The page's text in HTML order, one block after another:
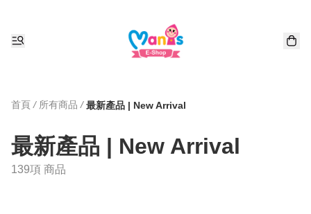
首頁 / 所有商品 / 最新產品 | New Arrival
最新產品 | New Arrival
139項 商品